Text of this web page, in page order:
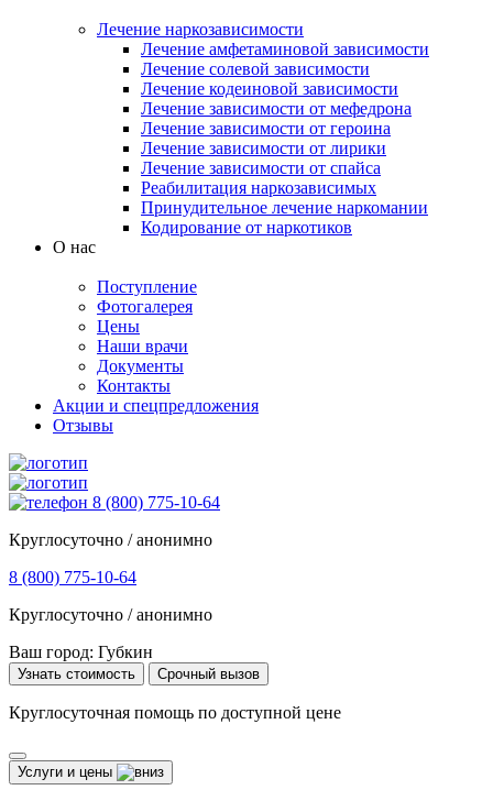
Лечение наркозависимости
Лечение амфетаминовой зависимости
Лечение солевой зависимости
Лечение кодеиновой зависимости
Лечение зависимости от мефедрона
Лечение зависимости от героина
Лечение зависимости от лирики
Лечение зависимости от спайса
Реабилитация наркозависимых
Принудительное лечение наркомании
Кодирование от наркотиков
О нас
Поступление
Фотогалерея
Цены
Наши врачи
Документы
Контакты
Акции и спецпредложения
Отзывы
8 (800) 775-10-64
Круглосуточно / анонимно
8 (800) 775-10-64
Круглосуточно / анонимно
Ваш город: Губкин
Узнать стоимость Срочный вызов
Круглосуточная помощь по доступной цене
Услуги и цены